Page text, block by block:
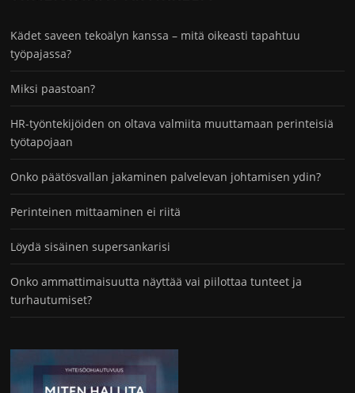
Kädet saveen tekoälyn kanssa – mitä oikeasti tapahtuu
työpajassa?
Miksi paastoan?
HR-työntekijöiden on oltava valmiita muuttamaan perinteisiä
työtapojaan
Onko päätösvallan jakaminen palvelevan johtamisen ydin?
Perinteinen mittaaminen ei riitä
Löydä sisäinen supersankarisi
Onko ammattimaisuutta näyttää vai piilottaa tunteet ja
turhautumiset?